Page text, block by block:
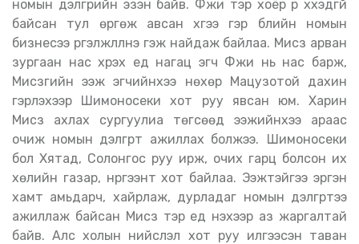
номын дэлгүүрийн эзэн байв. Фүжи тэр хоёр үр хүүхэдгүй
байсан тул өргөж авсан хүүгээ гэр бүлийн номын
бизнесээ үргэлжлүүлнэ гэж найдаж байлаа. Мисүзү арван
зургаан нас хүрэх үед нагац эгч Фүжи нь нас барж,
Мисүзүгийн ээж эгчийнхээ нөхөр Мацузотой дахин
гэрлэхээр Шимоносеки хот руу явсан юм. Харин
Мисүзү ахлах сургуулиа төгсөөд ээжийнхээ араас
очиж номын дэлгүүрт ажиллах болжээ. Шимоносеки
бол Хятад, Солонгос руу ирж, очих гарц болсон их
хөлийн газар, нүргээнт хот байлаа. Ээжтэйгээ эргэн
хамт амьдарч, хайрлаж, дурладаг номын дэлгүүртээ
ажиллаж байсан Мисүзү тэр үед үнэхээр аз жаргалтай
байв. Алс холын нийслэл хот руу илгээсэн таван